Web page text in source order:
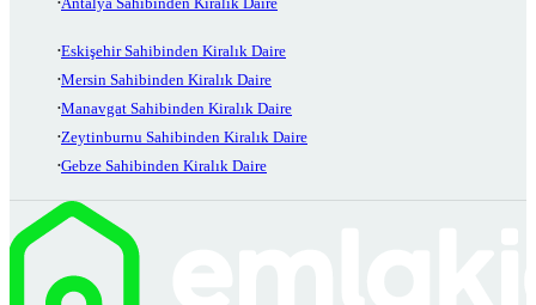
Eskişehir Sahibinden Kiralık Daire
Mersin Sahibinden Kiralık Daire
Manavgat Sahibinden Kiralık Daire
Zeytinburnu Sahibinden Kiralık Daire
Gebze Sahibinden Kiralık Daire